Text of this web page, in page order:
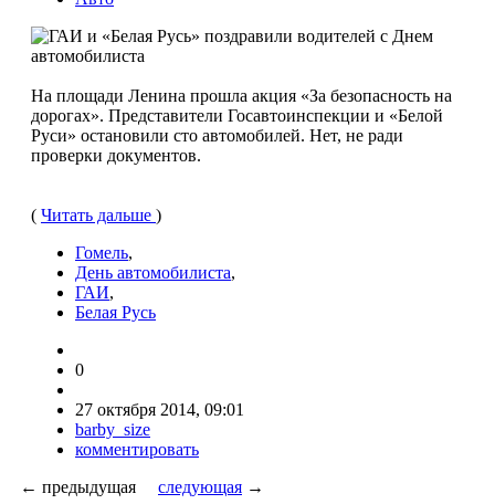
На площади Ленина прошла акция «За безопасность на
дорогах». Представители Госавтоинспекции и «Белой
Руси» остановили сто автомобилей. Нет, не ради
проверки документов.
( Читать дальше )
Гомель,
День автомобилиста,
ГАИ,
Белая Русь
0
27 октября 2014, 09:01
barby_size
комментировать
← предыдущая следующая →